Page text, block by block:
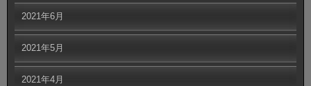
2021年6月
2021年5月
2021年4月